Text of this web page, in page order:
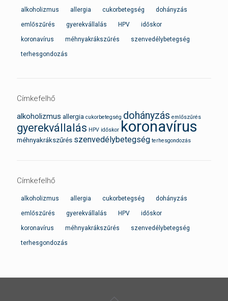
alkoholizmus allergia cukorbetegség dohányzás
emlőszűrés gyerekvállalás HPV időskor
koronavírus méhnyakrákszűrés szenvedélybetegség
terhesgondozás
Címkefelhő
alkoholizmus allergia cukorbetegség dohányzás emlőszűrés
gyerekvállalás HPV időskor koronavírus
méhnyakrákszűrés szenvedélybetegség terhesgondozás
Címkefelhő
alkoholizmus allergia cukorbetegség dohányzás
emlőszűrés gyerekvállalás HPV időskor
koronavírus méhnyakrákszűrés szenvedélybetegség
terhesgondozás